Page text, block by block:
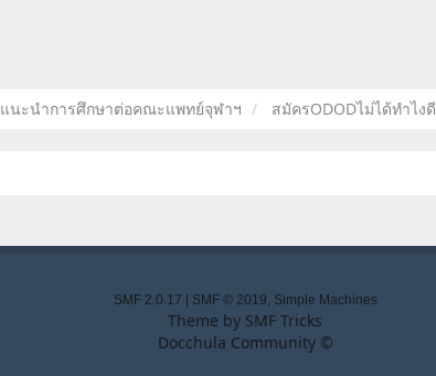
แนะนำการศึกษาต่อคณะแพทย์จุฬาฯ สมัครODODไม่ได้ทำไงดี
SMF 2.0.17 | SMF © 2019 Simple Machines
Theme by SMF Tricks
Docchula Community ©